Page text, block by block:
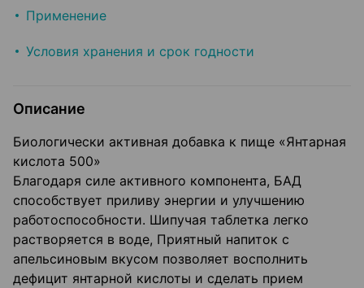
Применение
Условия хранения и срок годности
Описание
Биологически активная добавка к пище «Янтарная
кислота 500»
Благодаря силе активного компонента, БАД
способствует приливу энергии и улучшению
работоспособности. Шипучая таблетка легко
растворяется в воде, Приятный напиток с
апельсиновым вкусом позволяет восполнить
дефицит янтарной кислоты и сделать прием